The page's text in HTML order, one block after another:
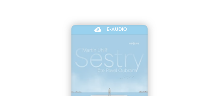
E-AUDIO